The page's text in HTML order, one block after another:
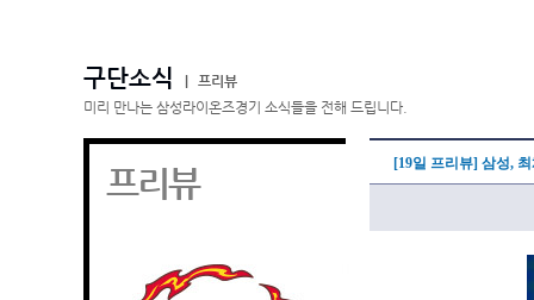
구단소식
프리뷰
미리 만나는 삼성라이온즈경기 소식들을 전해 드립니다.
프리뷰 [19일 프리뷰] 삼성,